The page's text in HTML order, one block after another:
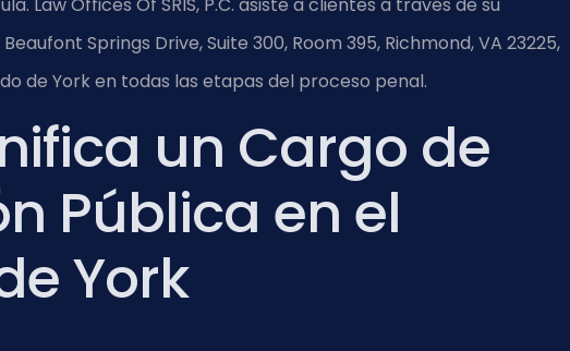
Springs Drive, Suite 300, Room 395, Richmond, VA 23225,
de York en todas las etapas del proceso penal.
un Cargo de
Pública en el
York